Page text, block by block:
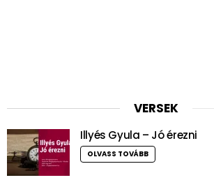
VERSEK
Illyés Gyula – Jó érezni
OLVASS TOVÁBB